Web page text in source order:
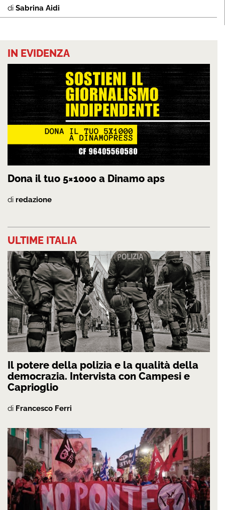
di Sabrina Aidi
IN EVIDENZA
Dona il tuo 5×1000 a Dinamo aps
di redazione
ULTIME ITALIA
Il potere della polizia e la qualità della
democrazia. Intervista con Campesi e
Caprioglio
di Francesco Ferri